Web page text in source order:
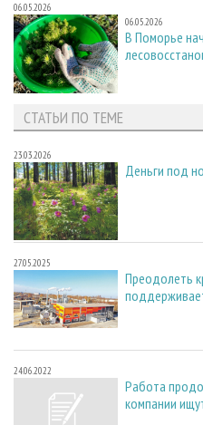
06.05.2026
06.05.2026
В Поморье
СТАТЬИ ПО ТЕМЕ
23.03.2026
Деньги под
27.05.2025
Преодолеть
24.06.2022
Работа
компании